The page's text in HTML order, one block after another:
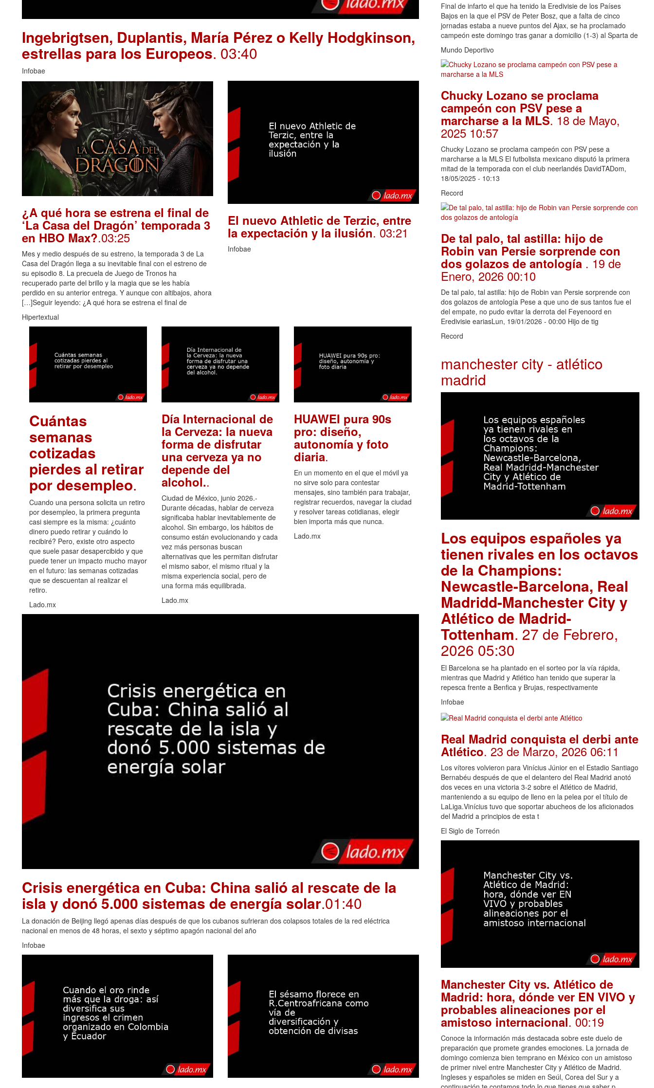
Ingebrigtsen, Duplantis, María Pérez o Kelly Hodgkinson,
estrellas para los Europeos. 03:40
Infobae
¿A qué hora se estrena el final de
‘La Casa del Dragón’ temporada 3
en HBO Max?.03:25
Mes y medio después de su estreno, la temporada 3 de La
Casa del Dragón llega a su inevitable final con el estreno de
su episodio 8. La precuela de Juego de Tronos ha
recuperado parte del brillo y la magia que se les había
perdido en su anterior entrega. Y aunque con altibajos, ahora
[…]Seguir leyendo: ¿A qué hora se estrena el final de
Hipertextual
El nuevo Athletic de Terzic, entre
la expectación y la ilusión. 03:21
Infobae
Cuántas
semanas
cotizadas
pierdes al retirar
por desempleo.
Cuando una persona solicita un retiro
por desempleo, la primera pregunta
casi siempre es la misma: ¿cuánto
dinero puedo retirar y cuándo lo
recibiré? Pero, existe otro aspecto
que suele pasar desapercibido y que
puede tener un impacto mucho mayor
en el futuro: las semanas cotizadas
que se descuentan al realizar el
retiro.
Lado.mx
Día Internacional de
la Cerveza: la nueva
forma de disfrutar
una cerveza ya no
depende del
alcohol..
Ciudad de México, junio 2026.-
Durante décadas, hablar de cerveza
significaba hablar inevitablemente de
alcohol. Sin embargo, los hábitos de
consumo están evolucionando y cada
vez más personas buscan
alternativas que les permitan disfrutar
el mismo sabor, el mismo ritual y la
misma experiencia social, pero de
una forma más equilibrada.
Lado.mx
HUAWEI pura 90s
pro: diseño,
autonomía y foto
diaria.
En un momento en el que el móvil ya
no sirve solo para contestar
mensajes, sino también para trabajar,
registrar recuerdos, navegar la ciudad
y resolver tareas cotidianas, elegir
bien importa más que nunca.
Lado.mx
Crisis energética en Cuba: China salió al rescate de la
isla y donó 5.000 sistemas de energía solar.01:40
La donación de Beijing llegó apenas días después de que los cubanos sufrieran dos colapsos totales de la red eléctrica
nacional en menos de 48 horas, el sexto y séptimo apagón nacional del año
Infobae
Final de infarto el que ha tenido la Eredivisie de los Países
Bajos en la que el PSV de Peter Bosz, que a falta de cinco
jornadas estaba a nueve puntos del Ajax, se ha proclamado
campeón este domingo tras ganar a domicilio (1-3) al Sparta de
Mundo Deportivo
Chucky Lozano se proclama
campeón con PSV pese a
marcharse a la MLS. 18 de Mayo,
2025 10:57
Chucky Lozano se proclama campeón con PSV pese a
marcharse a la MLS El futbolista mexicano disputó la primera
mitad de la temporada con el club neerlandés DavidTADom,
18/05/2025 - 10:13
Record
De tal palo, tal astilla: hijo de
Robin van Persie sorprende con
dos golazos de antología . 19 de
Enero, 2026 00:10
De tal palo, tal astilla: hijo de Robin van Persie sorprende con
dos golazos de antología Pese a que uno de sus tantos fue el
del empate, no pudo evitar la derrota del Feyenoord en
Eredivisie eariasLun, 19/01/2026 - 00:00 Hijo de tig
Record
manchester city - atlético
madrid
Los equipos españoles ya
tienen rivales en los octavos
de la Champions:
Newcastle-Barcelona, Real
Madridd-Manchester City y
Atlético de Madrid-
Tottenham. 27 de Febrero,
2026 05:30
El Barcelona se ha plantado en el sorteo por la vía rápida,
mientras que Madrid y Atlético han tenido que superar la
repesca frente a Benfica y Brujas, respectivamente
Infobae
Real Madrid conquista el derbi ante
Atlético. 23 de Marzo, 2026 06:11
Los vítores volvieron para Vinícius Júnior en el Estadio Santiago
Bernabéu después de que el delantero del Real Madrid anotó
dos veces en una victoria 3-2 sobre el Atlético de Madrid,
manteniendo a su equipo de lleno en la pelea por el título de
LaLiga.Vinícius tuvo que soportar abucheos de los aficionados
del Madrid a principios de esta t
El Siglo de Torreón
Manchester City vs. Atlético de
Madrid: hora, dónde ver EN VIVO y
probables alineaciones por el
amistoso internacional. 00:19
Conoce la información más destacada sobre este duelo de
preparación que promete grandes emociones. La jornada de
domingo comienza bien temprano en México con un amistoso
de primer nivel entre Manchester City y Atlético de Madrid.
Ingleses y españoles se miden en Seúl, Corea del Sur y a